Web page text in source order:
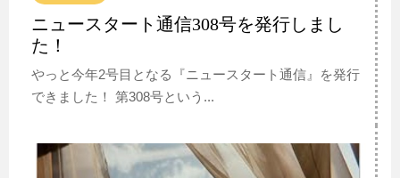
ニュースタート通信308号を発行しまし
た！
やっと今年2号目となる『ニュースタート通信』を発行
できました！ 第308号という...